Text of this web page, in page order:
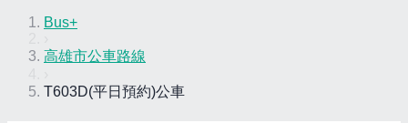
Bus+
高雄市公車路線
T603D(平日預約)公車